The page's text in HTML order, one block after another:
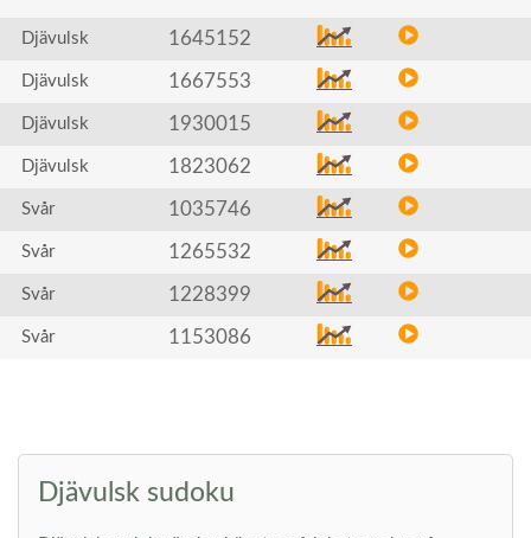
Djävulsk 1645152
Djävulsk 1667553
Djävulsk 1930015
Djävulsk 1823062
Svår 1035746
Svår 1265532
Svår 1228399
Svår 1153086
Djävulsk sudoku